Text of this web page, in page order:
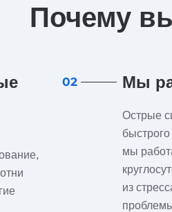
Почему
02 Мы
Острые
мы
из